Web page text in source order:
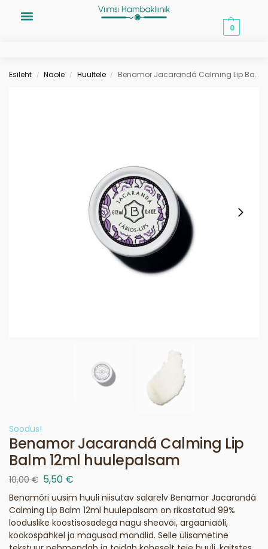
0
Esileht / Näole / Huultele / Benamor Jacarandá Calming Lip Balm 12ml huulepalsam
Soodus!
Benamor Jacarandá Calming Lip
Balm 12ml huulepalsam
10,00€ 5,50 €
Benamôri uusim huuli niisutav salarelv Benamor Jacarandá
Calming Lip Balm 12ml huulepalsam on rikastatud 99%
looduslike koostisosadega nagu sheavõi, argaaniaõli,
kookospähkel ja magusad mandlid. Selle ülisametine